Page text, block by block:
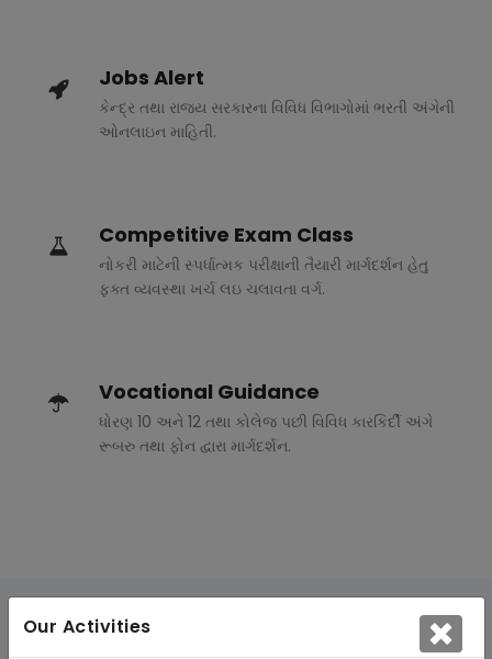
Our Activities
Jobs Alert
કેન્દ્ર તથા રાજ્ય સરકારના વિવિધ વિભાગોમાં ભરતી અંગેની
ઓનલાઇન માહિતી.
Competitive Exam Class
નોકરી માટેની સ્પર્ધાત્મક પરીક્ષાની તૈયારી માર્ગદર્શન હેતુ
ફક્ત વ્યવસ્થા ખર્ચ લઇ ચલાવતા વર્ગ.
Vocational Guidance
ધોરણ 10 અને 12 તથા કોલેજ પછી વિવિધ કારકિર્દી અંગે
રૂબરુ તથા ફોન દ્વારા માર્ગદર્શન.